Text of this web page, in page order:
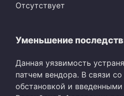
Отсутствует
Уменьшение
Данная уязвимость
патчем вендора. В связи
обстановкой и